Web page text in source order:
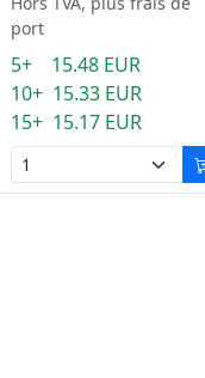
port
5+ 15.48 EUR
10+ 15.33 EUR
15+ 15.17 EUR